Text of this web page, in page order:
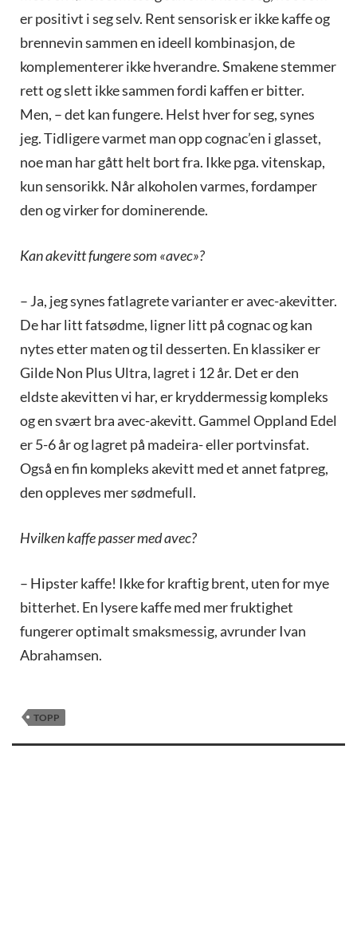
er positivt i seg selv. Rent sensorisk er ikke kaffe og
brennevin sammen en ideell kombinasjon, de
komplementerer ikke hverandre. Smakene stemmer
rett og slett ikke sammen fordi kaffen er bitter.
Men, – det kan fungere. Helst hver for seg, synes
jeg. Tidligere varmet man opp cognac’en i glasset,
noe man har gått helt bort fra. Ikke pga. vitenskap,
kun sensorikk. Når alkoholen varmes, fordamper
den og virker for dominerende.
Kan akevitt fungere som «avec»?
– Ja, jeg synes fatlagrete varianter er avec-akevitter.
De har litt fatsødme, ligner litt på cognac og kan
nytes etter maten og til desserten. En klassiker er
Gilde Non Plus Ultra, lagret i 12 år. Det er den
eldste akevitten vi har, er kryddermessig kompleks
og en svært bra avec-akevitt. Gammel Oppland Edel
er 5-6 år og lagret på madeira- eller portvinsfat.
Også en fin kompleks akevitt med et annet fatpreg,
den oppleves mer sødmefull.
Hvilken kaffe passer med avec?
– Hipster kaffe! Ikke for kraftig brent, uten for mye
bitterhet. En lysere kaffe med mer fruktighet
fungerer optimalt smaksmessig, avrunder Ivan
Abrahamsen.
TOPP